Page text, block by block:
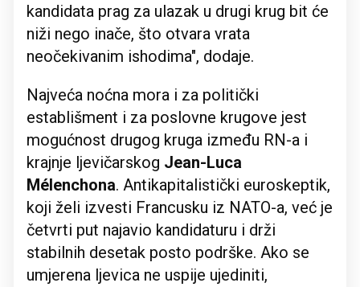
kandidata prag za ulazak u drugi krug bit će
niži nego inače, što otvara vrata
neočekivanim ishodima", dodaje.
Najveća noćna mora i za politički
establišment i za poslovne krugove jest
mogućnost drugog kruga između RN-a i
krajnje ljevičarskog Jean-Luca
Mélenchona. Antikapitalistički euroskeptik,
koji želi izvesti Francusku iz NATO-a, već je
četvrti put najavio kandidaturu i drži
stabilnih desetak posto podrške. Ako se
umjerena ljevica ne uspije ujediniti,